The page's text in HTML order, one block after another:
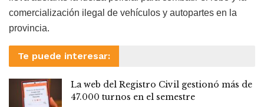
comercialización ilegal de vehículos y autopartes en la
provincia.
Te puede interesar:
La web del Registro Civil gestionó más de
47.000 turnos en el semestre